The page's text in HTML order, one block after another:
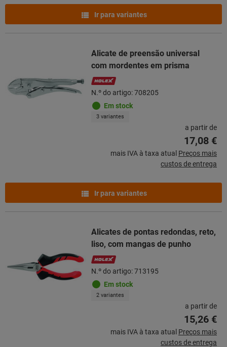
Ir para variantes
Alicate de preensão universal
com mordentes em prisma
N.º do artigo: 708205
Em stock
3 variantes
a partir de
17,08 €
mais IVA à taxa atual Preços mais
custos de entrega
Ir para variantes
Alicates de pontas redondas, reto,
liso, com mangas de punho
N.º do artigo: 713195
Em stock
2 variantes
a partir de
15,26 €
mais IVA à taxa atual Preços mais
custos de entrega